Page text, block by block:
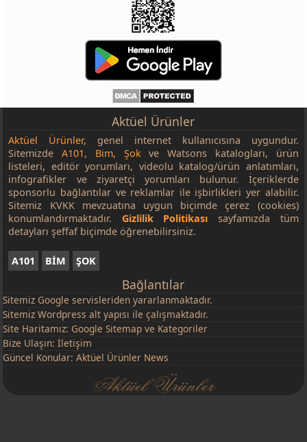
Aktüel Ürünler
Aktüel Ürünler, genel internet kullanıcısına uygundur.
SitemizdeA101, Bim, Şokve Watsons katalogları, ürün
listeleri, editör yorumları, videolu katalog/ürün anlatımları,
infografikler ve ziyaretçi yorumları bulunur. İçeriklerde
sponsorlu bağlantılar ve reklamlar ile işbirlikleri yer alabilir.
Sitemiz KVKK mevzuatına uygun biçimde çerez (cookies)
konumlandırmaktadır. Gizlilik Politikası sayfamızda tüm
detayları şeffaf biçimde öğrenebilirsiniz.
A101 BİM ŞOK
Bağlantılar
Sitemiz Google servisleriden yararlanmaktadır.
Sitemiz Wordpress alt yapısı ile çalışmaktadır.
Site Haritamız: Google Sitemap ve Kategoriler
Bize Ulaşın:İletişim
Güncel Konular:Aktüel Ürünler News